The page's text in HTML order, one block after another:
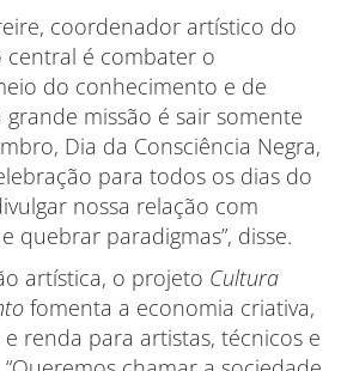
coordenador artístico do
é combater o
do conhecimento e de
grande missão é sair somente
Dia da Consciência Negra,
para todos os dias do
nossa relação com
quebrar paradigmas”, disse.
artística, o projeto Cultura
fomenta a economia criativa,
renda para artistas, técnicos e